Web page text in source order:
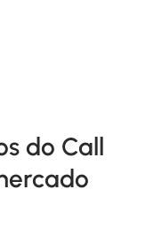
do Call